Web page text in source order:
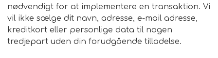
nødvendigt for at implementere en transaktion. Vi
vil ikke sælge dit navn, adresse, e-mail adresse,
kreditkort eller personlige data til nogen
tredjepart uden din forudgående tilladelse.